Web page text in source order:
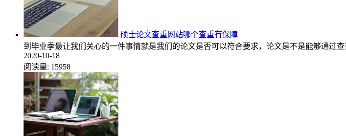
硕士论文查重网站哪个查重有保障
到毕业季最让我们关心的一件事情就是我们的论文是否可以符合要求，论文是不是能够通过
2020-10-18
阅读量: 15958